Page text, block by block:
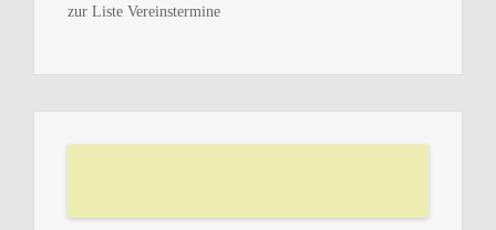
zur Liste Vereinstermine